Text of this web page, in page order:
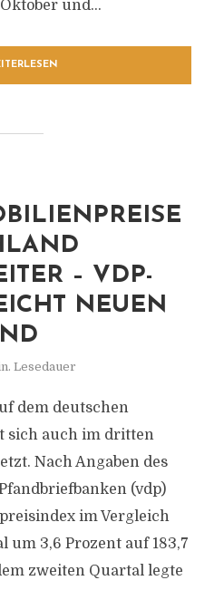
und...
– VDP-
NEUEN
Lesedauer
dem deutschen
sich auch im dritten
Nach Angaben des
(vdp)
im Vergleich
um 3,6 Prozent auf 183,7
zweiten Quartal legte